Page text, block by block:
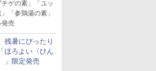
チゲの素」「ユッ
「参鶏湯の素」
発売
残暑にぴったり
ほろよい〈ひん
」限定発売